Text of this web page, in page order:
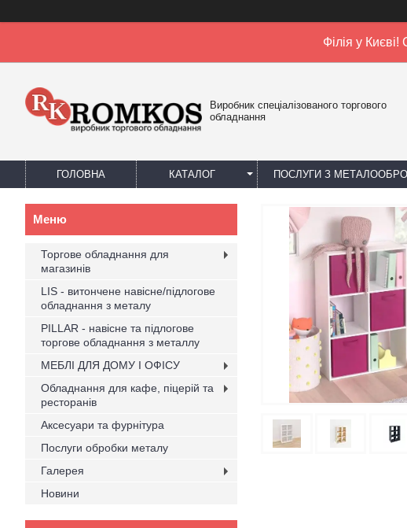
Філія у
Виробник спеціалізованого торгового
обладнання
ГОЛОВНА КАТАЛОГ ПОСЛУГИ З
Торгове обладнання для
магазинів
LIS - витончене навісне/підлогове
обладнання з металу
PILLAR - навісне та підлогове
торгове обладнання з металлу
МЕБЛІ ДЛЯ ДОМУ І ОФІСУ
Обладнання для кафе, піцерій та
ресторанів
Аксесуари та фурнітура
Послуги обробки металу
Галерея
Новини